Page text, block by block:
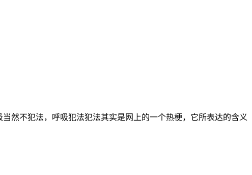
然不犯法，呼吸犯法犯法其实是网上的一个热梗，它所表达的含义